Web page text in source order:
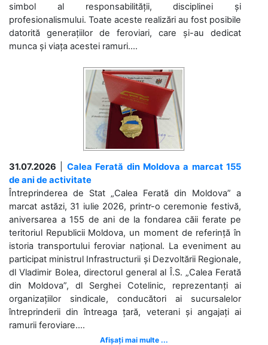
simbol al responsabilității, disciplinei și
profesionalismului. Toate aceste realizări au fost posibile
datorită generațiilor de feroviari, care și-au dedicat
munca și viața acestei ramuri....
31.07.2026
Calea Ferată din Moldova a marcat 155
de ani de activitate
Întreprinderea de Stat „Calea Ferată din Moldova” a
marcat astăzi, 31 iulie 2026, printr-o ceremonie festivă,
aniversarea a 155 de ani de la fondarea căii ferate pe
teritoriul Republicii Moldova, un moment de referință în
istoria transportului feroviar național. La eveniment au
participat ministrul Infrastructurii și Dezvoltării Regionale,
dl Vladimir Bolea, directorul general al Î.S. „Calea Ferată
din Moldova”, dl Serghei Cotelinic, reprezentanți ai
organizațiilor sindicale, conducători ai sucursalelor
întreprinderii din întreaga țară, veterani și angajați ai
ramurii feroviare....
Afișați mai multe ...